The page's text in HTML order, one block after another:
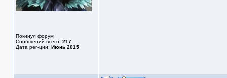
Покинул форум
Сообщений всего: 217
Дата рег-ции: Июнь 2015